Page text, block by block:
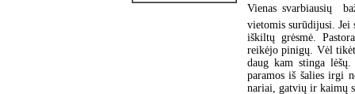
Vienas svarbiausių 
vietomis surūdijusi. Jei
iškiltų grėsmė.
reikėjo pinigų. Vėl
daug kam stinga
paramos iš šalies irgi
nariai, gatvių ir kaimų